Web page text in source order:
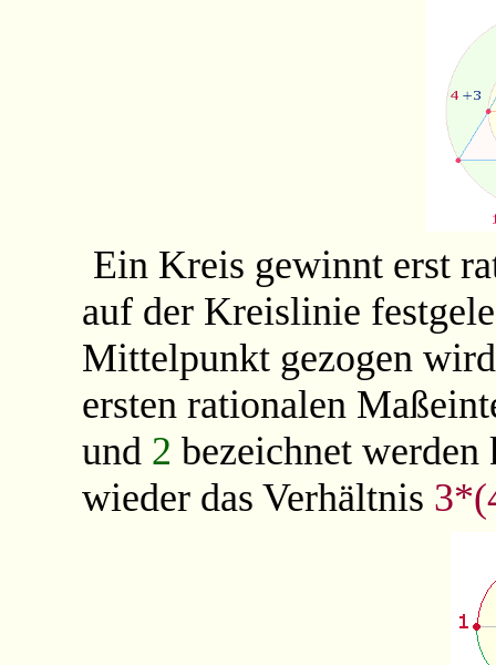
Ein Kreis gewinnt erst
auf der Kreislinie
Mittelpunkt gezogen
ersten rationalen
und 2 bezeichnet werden
wieder das Verhältnis